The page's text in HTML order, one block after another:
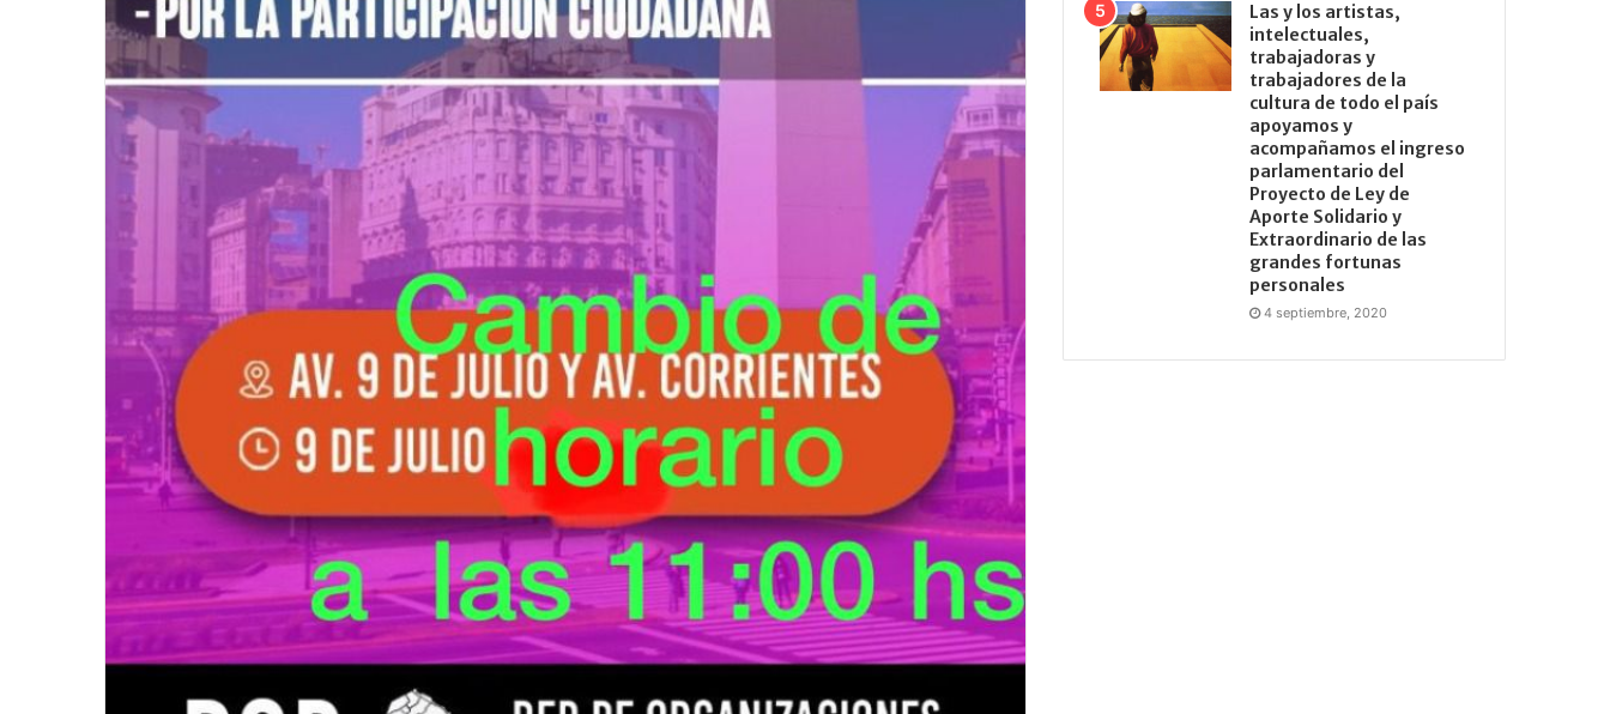
Las y los artistas,
intelectuales,
trabajadoras y
trabajadores de la
cultura de todo el país
apoyamos y
acompañamos el ingreso
parlamentario del
Proyecto de Ley de
Aporte Solidario y
Extraordinario de las
grandes fortunas
personales
4 septiembre, 2020